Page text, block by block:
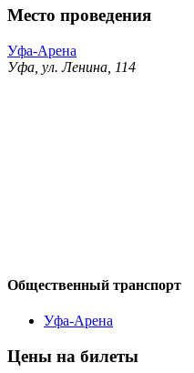
Место проведения
Уфа-Арена
Уфа, ул. Ленина, 114
Общественный транспорт
Уфа-Арена
Цены на билеты